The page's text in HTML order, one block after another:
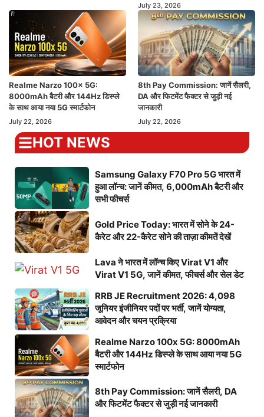
July 23, 2026
Realme Narzo 100x 5G:
8000mAh बैटरी और 144Hz डिस्प्ले
के साथ आया नया 5G स्मार्टफोन
July 22, 2026
8th Pay Commission: जानें सैलरी,
DA और फिटमेंट फैक्टर से जुड़ी नई
जानकारी
July 22, 2026
HOT NEWS
Samsung Galaxy F70 Pro 5G भारत में
हुआ लॉन्च: जानें कीमत, 6,000mAh बैटरी और
सभी फीचर्स
Gold Price Today: भारत में सोने के 24-
कैरेट और 22-कैरेट सोने की ताज़ा कीमतें देखें
Lava ने भारत में लॉन्च किए Virat V1 और
Virat V1 5G, जानें कीमत, फीचर्स और सेल डेट
RRB JE Recruitment 2026: 4,098
जूनियर इंजीनियर पदों पर भर्ती, जानें योग्यता,
आवेदन और चयन प्रक्रिया
Realme Narzo 100x 5G: 8000mAh
बैटरी और 144Hz डिस्प्ले के साथ आया नया 5G
स्मार्टफोन
8th Pay Commission: जानें सैलरी, DA
और फिटमेंट फैक्टर से जुड़ी नई जानकारी